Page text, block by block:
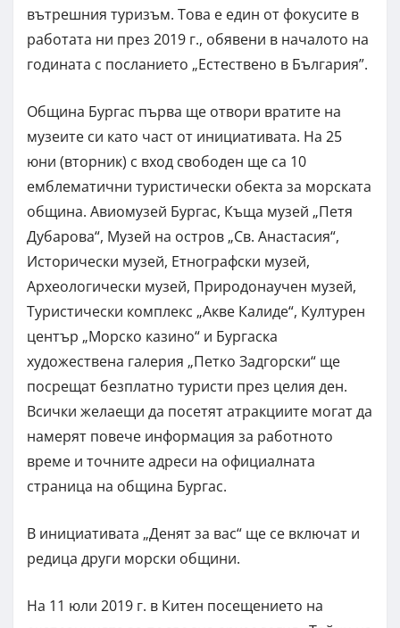
вътрешния туризъм. Това е един от фокусите в
работата ни през 2019 г., обявени в началото на
годината с посланието „Естествено в България”.
Община Бургас първа ще отвори вратите на
музеите си като част от инициативата. На 25
юни (вторник) с вход свободен ще са 10
емблематични туристически обекта за морската
община. Авиомузей Бургас, Къща музей „Петя
Дубарова“, Музей на остров „Св. Анастасия“,
Исторически музей, Етнографски музей,
Археологически музей, Природонаучен музей,
Туристически комплекс „Акве Калиде“, Културен
център „Морско казино“ и Бургаска
художествена галерия „Петко Задгорски“ ще
посрещат безплатно туристи през целия ден.
Всички желаещи да посетят атракциите могат да
намерят повече информация за работното
време и точните адреси на официалната
страница на община Бургас.
В инициативата „Денят за вас“ ще се включат и
редица други морски общини.
На 11 юли 2019 г. в Китен посещението на